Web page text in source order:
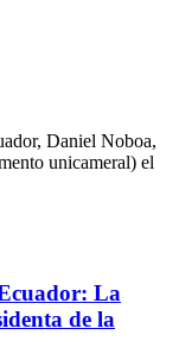
Daniel Noboa,
unicameral) el
La
de la